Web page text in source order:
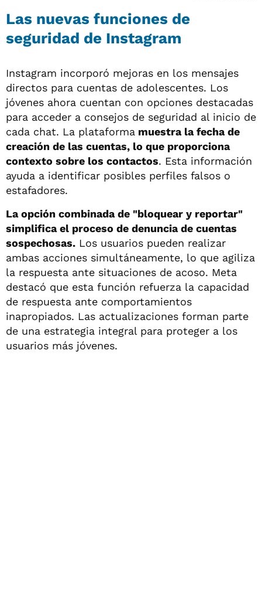
Las nuevas funciones de
seguridad de Instagram
Instagram incorporó mejoras en los mensajes
directos para cuentas de adolescentes. Los
jóvenes ahora cuentan con opciones destacadas
para acceder a consejos de seguridad al inicio de
cada chat. La plataforma muestra la fecha de
creación de las cuentas, lo que proporciona
contexto sobre los contactos. Esta información
ayuda a identificar posibles perfiles falsos o
estafadores.
La opción combinada de "bloquear y reportar"
simplifica el proceso de denuncia de cuentas
sospechosas. Los usuarios pueden realizar
ambas acciones simultáneamente, lo que agiliza
la respuesta ante situaciones de acoso. Meta
destacó que esta función refuerza la capacidad
de respuesta ante comportamientos
inapropiados. Las actualizaciones forman parte
de una estrategia integral para proteger a los
usuarios más jóvenes.